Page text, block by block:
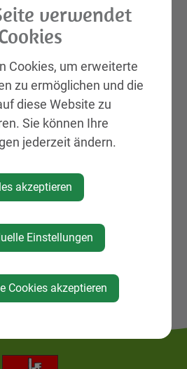
verwendet
Cookies, um erweiterte
zu ermöglichen und die
diese Website zu
Sie können Ihre
jederzeit ändern.
akzeptieren
Einstellungen
Cookies akzeptieren